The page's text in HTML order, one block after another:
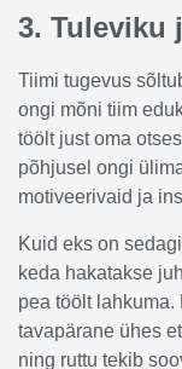
3. Tuleviku
Tiimi tugevus
ongi mõni tiim
töölt just oma
põhjusel ongi
motiveerivaid ja
Kuid eks on
keda hakatakse
pea töölt
tavapärane ühes
ning ruttu tekib